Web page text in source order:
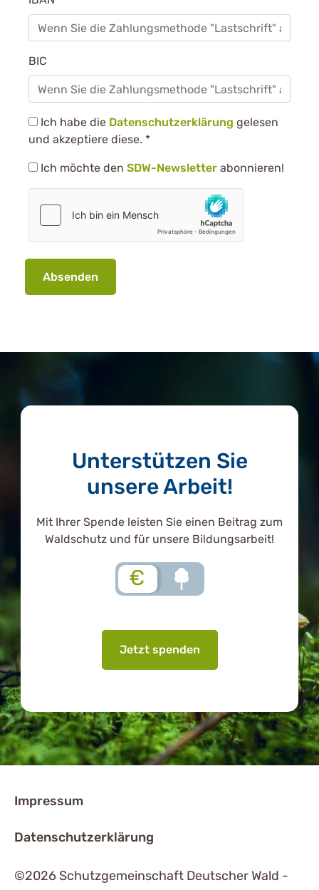
BIC
Ich habe die Datenschutzerklärung gelesen
und akzeptiere diese. *
Ich möchte den SDW-Newsletter abonnieren!
Absenden
Unterstützen Sie
unsere Arbeit!
Mit Ihrer Spende leisten Sie einen Beitrag zum
Waldschutz und für unsere Bildungsarbeit!
€
Jetzt spenden
©2026 Schutzgemeinschaft Deutscher Wald -
Impressum
Datenschutzerklärung